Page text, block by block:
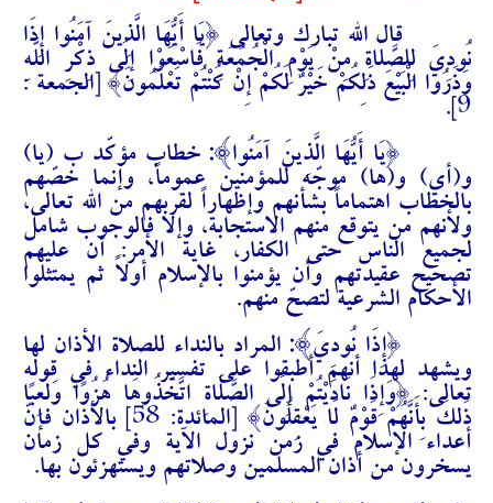
قال الله تبارك وتعالى {يَا أَيُّهَا الَّذِينَ آمَنُوا إِذَا
نُودِيَ لِلصَّلَاةِ مِنْ يَوْمِ الْجُمُعَةِ فَاسْعَوْا إِلَى ذِكْرِ اللَّهِ
وَذَرُوا الْبَيْعَ ذَلِكُمْ خَيْرٌ لَكُمْ إِنْ كُنْتُمْ تَعْلَمُونَ} [الجمعة :
9].
{يَا أَيُّهَا الَّذِينَ آمَنُوا}: خطاب مؤكّد ب (يا)
و(أي) و(ها) موجّه للمؤمنين عموماً، وإنما خصّهم
بالخطاب اهتماماً بشأنهم وإظهاراً لقربهم من الله تعالى،
ولأنهم من يتوقع منهم الاستجابة، وإلا فالوجوب شامل
لجميع الناس حتى الكفار، غاية الأمر: أن عليهم
تصحيح عقيدتهم وأن يؤمنوا بالإسلام أولاً ثم يمتثلوا
الأحكام الشرعية لتصحّ منهم.
{إِذَا نُودِيَ}: المراد بالنداء للصلاة الأذان لها
ويشهد لهذا أنهم أطبقوا على تفسير النداء في قوله
تعالى: {وَإِذَا نَادَيْتُمْ إِلَى الصَّلَاةِ اتَّخَذُوهَا هُزُوًا وَلَعِبًا
ذَلِكَ بِأَنَّهُمْ قَوْمٌ لَا يَعْقِلُونَ} [المائدة: 58] بالأذان فإنّ
أعداء الإسلام في زمن نزول الآية وفي كل زمان
يسخرون من أذان المسلمين وصلاتهم ويستهزئون بها.